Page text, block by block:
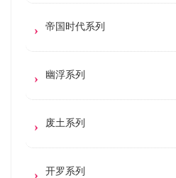
帝国时代系列
幽浮系列
废土系列
开罗系列